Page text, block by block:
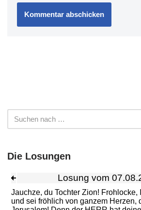
Die Losungen